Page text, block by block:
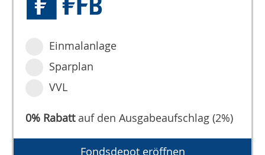
Einmalanlage
Sparplan
VVL
0% Rabattauf den Ausgabeaufschlag (2%)
Fondsdepot eröffnen